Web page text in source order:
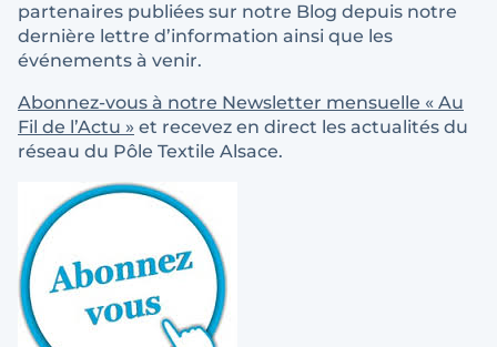
partenaires publiées sur notre Blog depuis notre
dernière lettre d’information ainsi que les
événements à venir.
Abonnez-vous à notre Newsletter mensuelle « Au
Fil de l’Actu » et recevez en direct les actualités du
réseau du Pôle Textile Alsace.